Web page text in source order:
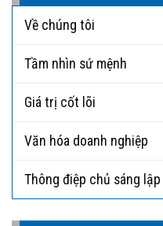
Về chúng tôi
Tầm nhìn sứ mệnh
Giá trị cốt lõi
Văn hóa doanh nghiệp
Thông điệp chủ sáng lập